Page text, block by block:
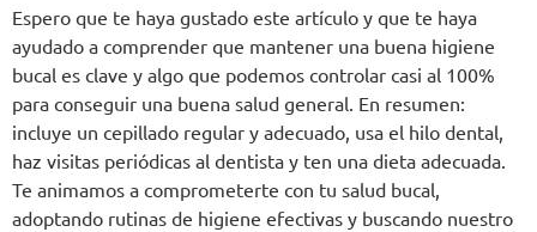
Espero que te haya gustado este artículo y que te haya
ayudado a comprender que mantener una buena higiene
bucal es clave y algo que podemos controlar casi al 100%
para conseguir una buena salud general. En resumen:
incluye un cepillado regular y adecuado, usa el hilo dental,
haz visitas periódicas al dentista y ten una dieta adecuada.
Te animamos a comprometerte con tu salud bucal,
adoptando rutinas de higiene efectivas y buscando nuestro